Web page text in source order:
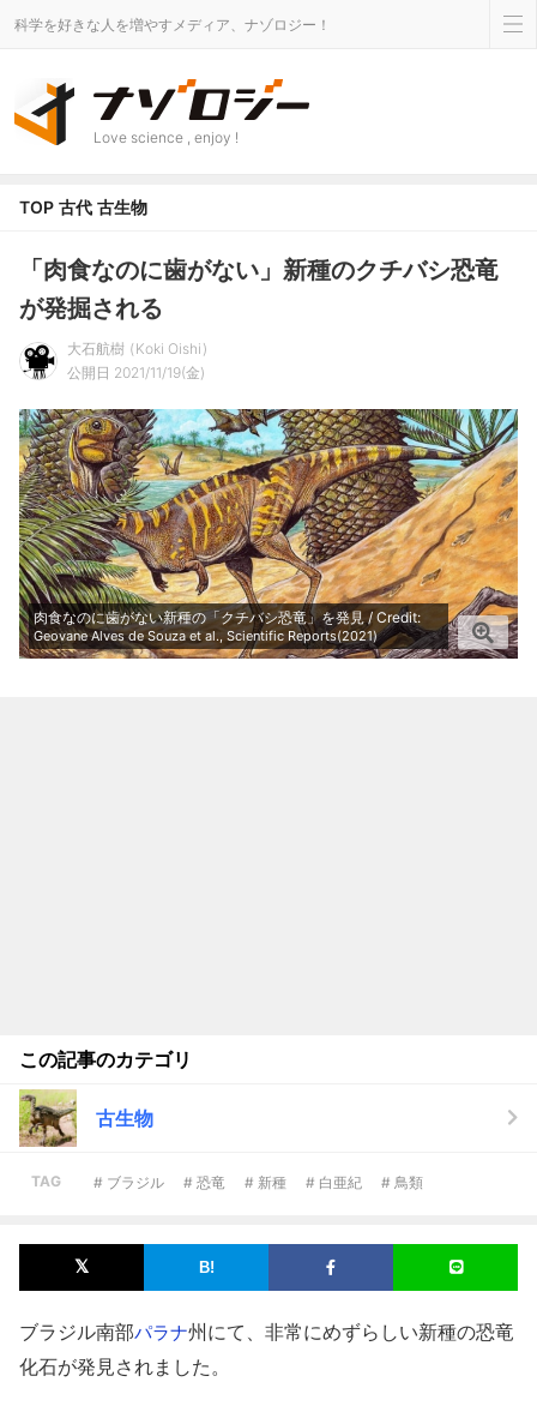
科学を好きな人を増やすメディア、ナゾロジー！
Love science , enjoy !
TOP 古代 古生物
「肉食なのに歯がない」新種のクチバシ恐竜
が発掘される
大石航樹
Koki Oishi
公開日 2021/11/19(金)
肉食なのに歯がない新種の「クチバシ恐竜」を発見 / Credit:
Geovane Alves de Souza et al., Scientific Reports(2021)
この記事のカテゴリ
古生物
TAG # ブラジル # 恐竜 # 新種 # 白亜紀 # 鳥類
ブラジル南部パラナ州にて、非常にめずらしい新種の恐竜
化石が発見されました。